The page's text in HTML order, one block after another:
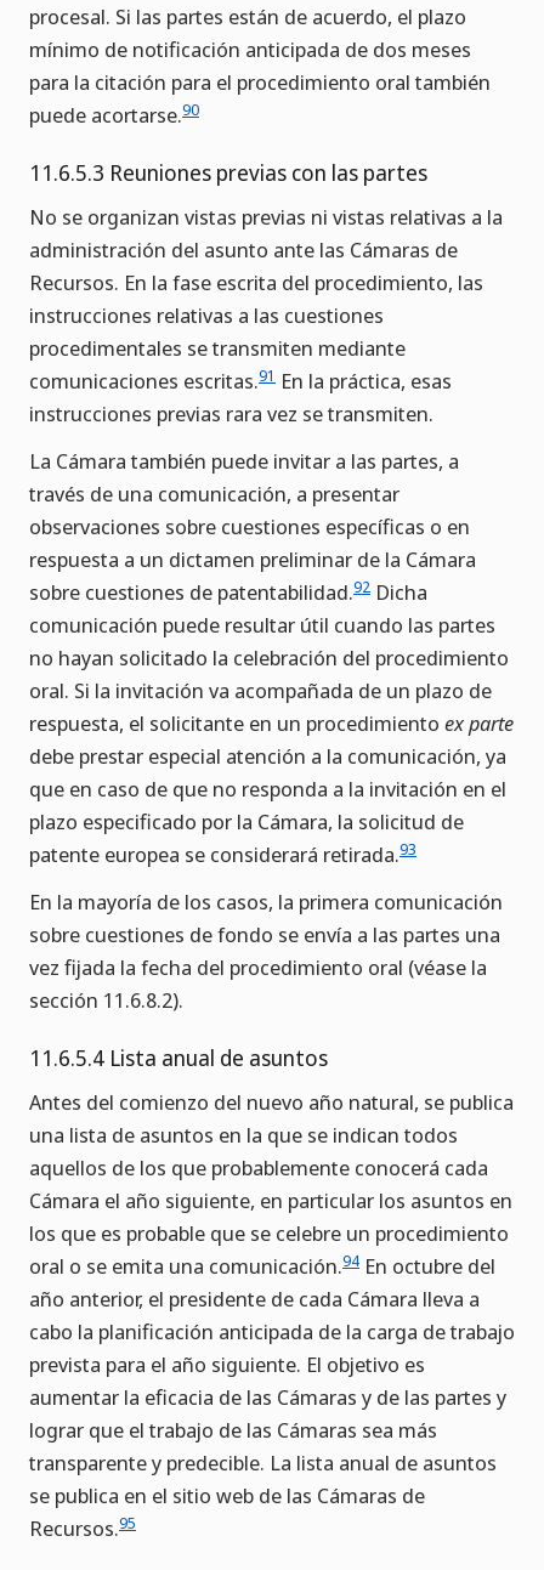
procesal. Si las partes están de acuerdo, el plazo
mínimo de notificación anticipada de dos meses
para la citación para el procedimiento oral también
puede acortarse.90
11.6.5.3 Reuniones previas con las partes
No se organizan vistas previas ni vistas relativas a la
administración del asunto ante las Cámaras de
Recursos. En la fase escrita del procedimiento, las
instrucciones relativas a las cuestiones
procedimentales se transmiten mediante
comunicaciones escritas.91 En la práctica, esas
instrucciones previas rara vez se transmiten.
La Cámara también puede invitar a las partes, a
través de una comunicación, a presentar
observaciones sobre cuestiones específicas o en
respuesta a un dictamen preliminar de la Cámara
sobre cuestiones de patentabilidad.92 Dicha
comunicación puede resultar útil cuando las partes
no hayan solicitado la celebración del procedimiento
oral. Si la invitación va acompañada de un plazo de
respuesta, el solicitante en un procedimiento ex parte
debe prestar especial atención a la comunicación, ya
que en caso de que no responda a la invitación en el
plazo especificado por la Cámara, la solicitud de
patente europea se considerará retirada.93
En la mayoría de los casos, la primera comunicación
sobre cuestiones de fondo se envía a las partes una
vez fijada la fecha del procedimiento oral (véase la
sección 11.6.8.2).
11.6.5.4 Lista anual de asuntos
Antes del comienzo del nuevo año natural, se publica
una lista de asuntos en la que se indican todos
aquellos de los que probablemente conocerá cada
Cámara el año siguiente, en particular los asuntos en
los que es probable que se celebre un procedimiento
oral o se emita una comunicación.94 En octubre del
año anterior, el presidente de cada Cámara lleva a
cabo la planificación anticipada de la carga de trabajo
prevista para el año siguiente. El objetivo es
aumentar la eficacia de las Cámaras y de las partes y
lograr que el trabajo de las Cámaras sea más
transparente y predecible. La lista anual de asuntos
se publica en el sitio web de las Cámaras de
Recursos.95